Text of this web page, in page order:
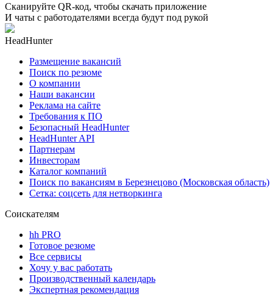
Сканируйте QR-код, чтобы скачать приложение
И чаты с работодателями всегда будут под рукой
HeadHunter
Размещение вакансий
Поиск по резюме
О компании
Наши вакансии
Реклама на сайте
Требования к ПО
Безопасный HeadHunter
HeadHunter API
Партнерам
Инвесторам
Каталог компаний
Поиск по вакансиям в Березнецово (Московская область)
Сетка: соцсеть для нетворкинга
Соискателям
hh PRO
Готовое резюме
Все сервисы
Хочу у вас работать
Производственный календарь
Экспертная рекомендация